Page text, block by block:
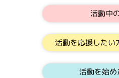
活動中
活動を応援したい
活動を始